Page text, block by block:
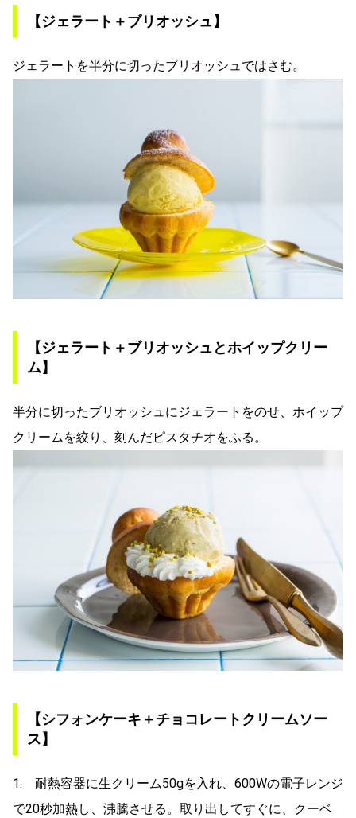
【ジェラート＋ブリオッシュ】
ジェラートを半分に切ったブリオッシュではさむ。
【ジェラート＋ブリオッシュとホイップクリー
ム】
半分に切ったブリオッシュにジェラートをのせ、ホイップ
クリームを絞り、刻んだピスタチオをふる。
【シフォンケーキ＋チョコレートクリームソー
ス】
1. 耐熱容器に生クリーム50gを入れ、600Wの電子レンジ
で20秒加熱し、沸騰させる。取り出してすぐに、クーベ